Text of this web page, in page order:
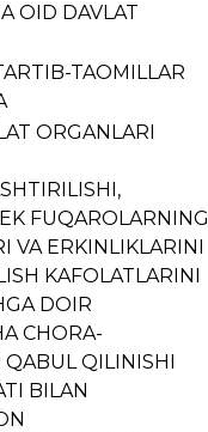
OID DAVLAT
TAOMILLAR
ORGANLARI
FUQAROLARNING
VA ERKINLIKLARINI
KAFOLATLARINI
DOIR
CHORA-
QABUL QILINISHI
BILAN